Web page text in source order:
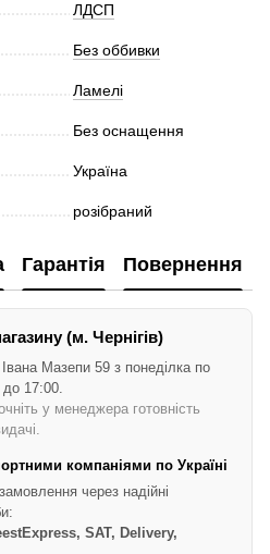
ЛДСП
Без оббивки
Ламелі
Без оснащення
Україна
розібраний
Гарантія Повернення
(м. Чернігів)
Мазепи 59 з понеділка по
до 17:00.
у менеджера готовність
компаніями по Україні
через надійні
SAT, Delivery,